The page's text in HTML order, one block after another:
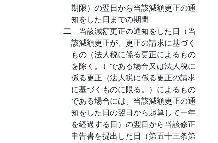
期限）の翌日から当該減額更正の通
知をした日までの期間
二 当該減額更正の通知をした日（当
該減額更正が、更正の請求に基づく
もの（法人税に係る更正によるもの
を除く。）である場合又は法人税に
係る更正（法人税に係る更正の請求
に基づくものに限る。）によるもの
である場合には、当該減額更正の通
知をした日の翌日から起算して一年
を経過する日）の翌日から当該修正
申告書を提出した日（第五十三条第